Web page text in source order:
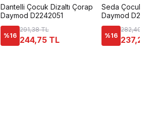
Dantelli Çocuk Dizaltı Çorap
Daymod D2242051
%16
291,38 TL
244,75 TL
Seda Çocuk
Daymod
%16
282,40 TL
237,22